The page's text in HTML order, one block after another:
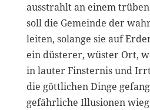
ausstrahlt an einem
soll die Gemeinde der
leiten, solange sie auf
ein düsterer, wüster Ort,
in lauter Finsternis und
die göttlichen Dinge
gefährliche Illusionen